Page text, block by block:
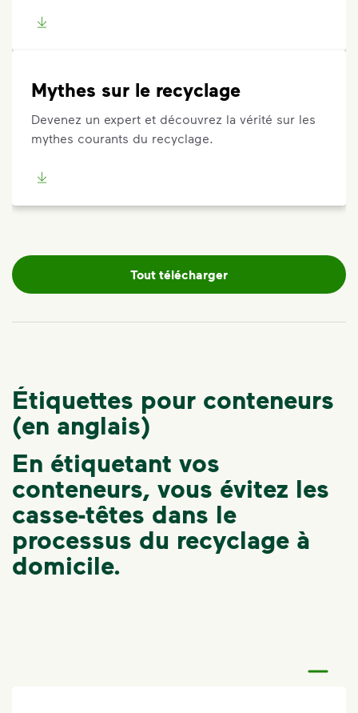
Mythes sur le recyclage
Devenez un expert et découvrez la vérité sur les
mythes courants du recyclage.
Tout télécharger
Étiquettes pour conteneurs
(en anglais)
En étiquetant vos
conteneurs, vous évitez les
casse-têtes dans le
processus du recyclage à
domicile.